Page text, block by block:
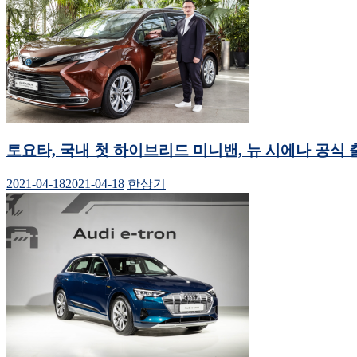
토요타, 국내 첫 하이브리드 미니밴, 뉴 시에나 공식
2021-04-182021-04-18 한상기